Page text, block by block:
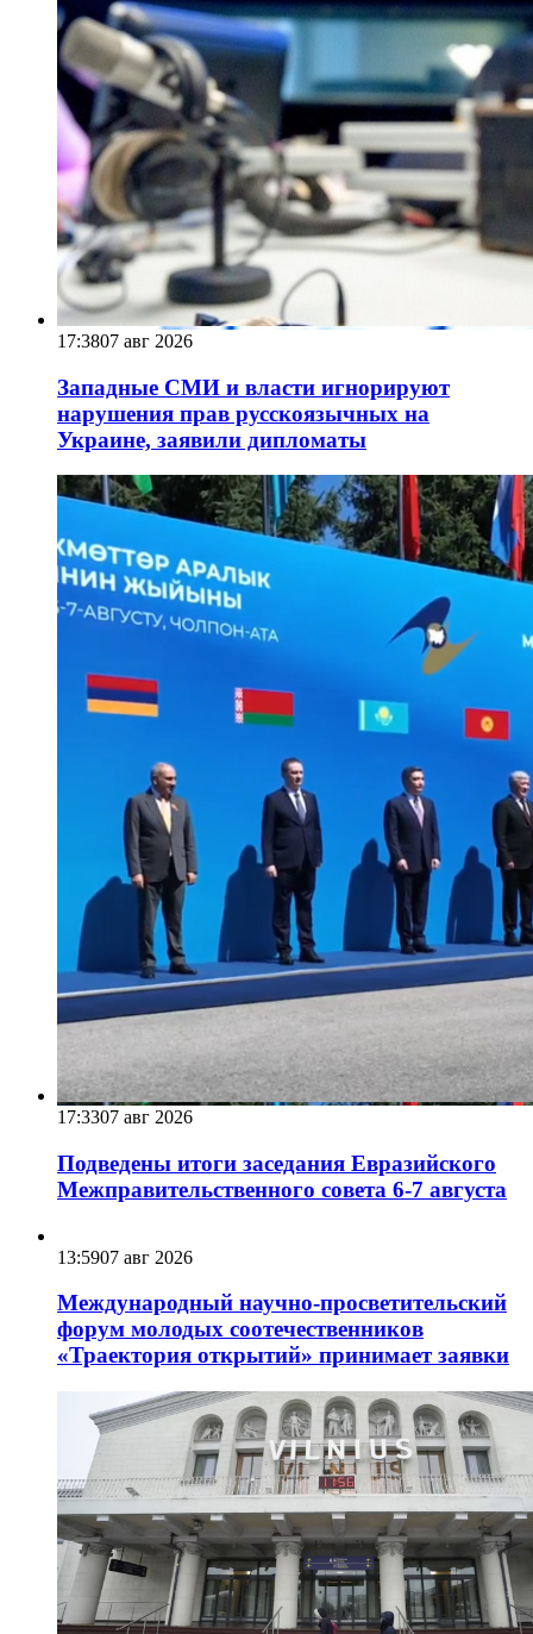
17:3807 авг 2026
Западные СМИ и власти игнорируют
нарушения прав русскоязычных на
Украине, заявили дипломаты
17:3307 авг 2026
Подведены итоги заседания Евразийского
Межправительственного совета 6-7 августа
13:5907 авг 2026
Международный научно-просветительский
форум молодых соотечественников
«Траектория открытий» принимает заявки